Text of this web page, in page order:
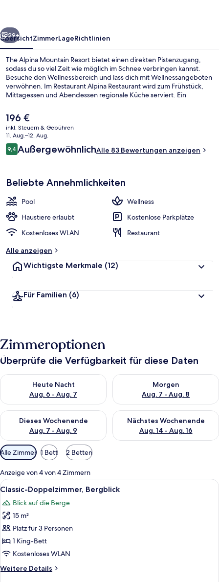
Weiter
29+
ÜbersichtZimmerLageRichtlinien
The Alpina Mountain Resort bietet einen direkten Pistenzugang,
sodass du so viel Zeit wie möglich im Schnee verbringen kannst.
Besuche den Wellnessbereich und lass dich mit Wellnessangeboten
verwöhnen. Im Restaurant Alpina Restaurant wird zum Frühstück,
Mittagessen und Abendessen regionale Küche serviert. Ein
ebenfalls zum Angebot. Ebenfalls vorhanden sind Skipässe und ein
Skiraum.
Der
aktuelle
Preis
beträgt
196 €.
196 €
inkl. Steuern & Gebühren
11. Aug.–12. Aug.
Bewertungen
9,49,4 von 10.
AußergewöhnlichAlle 83 Bewertungen anzeigen
Beliebte Annehmlichkeiten
Pool
Wellness
Haustiere erlaubt
Kostenlose Parkplätze
Kostenloses WLAN
Restaurant
Alle anzeigen
Wichtigste Merkmale (12)
Für Familien (6)
Zimmeroptionen
Überprüfe die Verfügbarkeit für diese Daten
Heute Nacht
Aug. 6 - Aug. 7
Überprüfe die Verfügbarkeit für heute Nacht, Aug. 6 - Aug. 7.
Morgen
Aug. 7 - Aug. 8
Überprüfe die Verfügbarkeit
Dieses Wochenende
Aug. 7 - Aug. 9
Überprüfe die Verfügbarkeit für dieses Wochenende, Aug. 7
Nächstes Wochenende
Aug. 14 - Aug. 16
Überprüfe die Verfügbarkeit
Verfügbare
Filter
für
Zimmer
Alle Zimmer 1 Bett 2 Betten
Anzeige von 4 von 4 Zimmern
Alle
Fotos
für
Classic-
Doppelzimmer,
Bergblick
anzeigen
Ein Schlafzimmer mit einem großen
3
Classic-Doppelzimmer, Bergblick
Blick auf die Berge
15 m²
Platz für 3 Personen
1 King-Bett
Kostenloses WLAN
Weitere Details
Weitere